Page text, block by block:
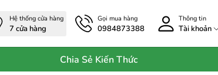
Hệ thống cửa hàng
7 cửa hàng
Gọi mua hàng
0984873388
Thông tin
Tài khoản
Chia Sẻ Kiến Thức